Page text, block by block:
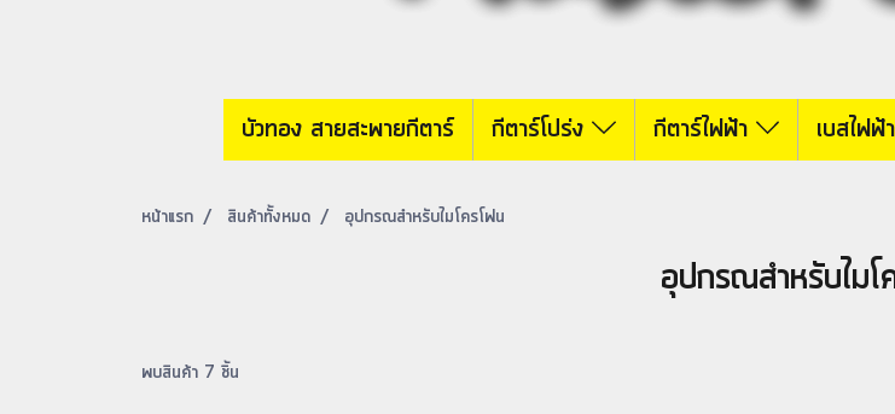
บัวทอง สายสะพายกีตาร์ กีตาร์โปร่ง กีตาร์ไฟฟ้า เบสไฟฟ้า
หน้าแรก สินค้าทั้งหมด อุปกรณสำหรับไมโครโฟน
อุปกรณสำหรับไมโ
พบสินค้า 7 ชิ้น